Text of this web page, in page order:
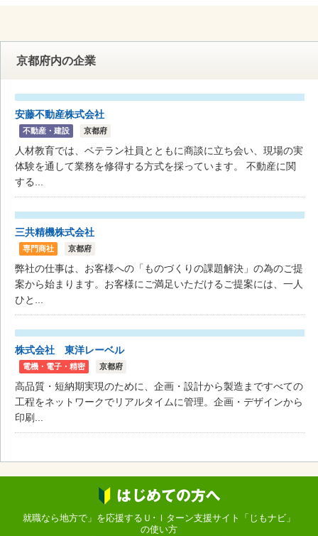
京都府内の企業
安藤不動産株式会社
不動産・建設 京都府
人材教育では、ベテラン社員とともに商談に立ち会い、現場の実
体験を通して業務を修得する方式を採っています。 不動産に関
する...
三共精機株式会社
専門商社 京都府
弊社の仕事は、お客様への「ものづくりの課題解決」の為のご提
案から始まります。お客様にご満足いただけるご提案には、一人
ひと...
株式会社 東洋レーベル
電機・電子・精密 京都府
高品質・短納期実現のために、企画・設計から製造まですべての
工程をネットワークでリアルタイムに管理。企画・デザインから
印刷...
就職なら地方で」を応援するＵ･Ｉターン支援サイト「じもナビ」
の使い方